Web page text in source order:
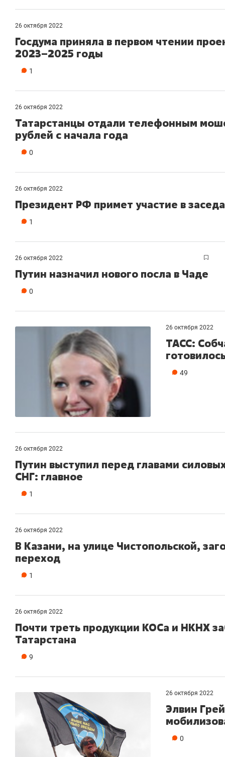
26 октября 2022
Госдума приняла в первом чтении
2023–2025 годы
1
26 октября 2022
Татарстанцы отдали телефонным
рублей с начала года
0
26 октября 2022
Президент РФ примет участие в
1
26 октября 2022
Путин назначил нового посла в Чаде
0
26 октября 2022
ТАСС:
49
26 октября 2022
Путин выступил перед главами
СНГ: главное
1
26 октября 2022
В Казани, на улице Чистопольской,
переход
1
26 октября 2022
Почти треть продукции КОСа и НКНХ
Татарстана
9
26 октября 2022
Элвин
0